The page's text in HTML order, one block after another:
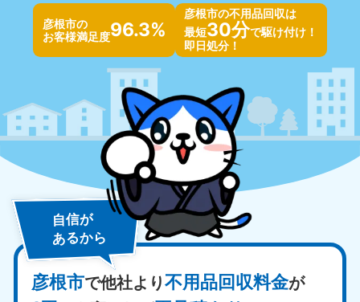
彦根市の
お客様満足度96.3%
彦根市の不用品回収は
最短30分で駆け付け！
即日処分！
自信が
あるから
彦根市で他社より不用品回収料金が